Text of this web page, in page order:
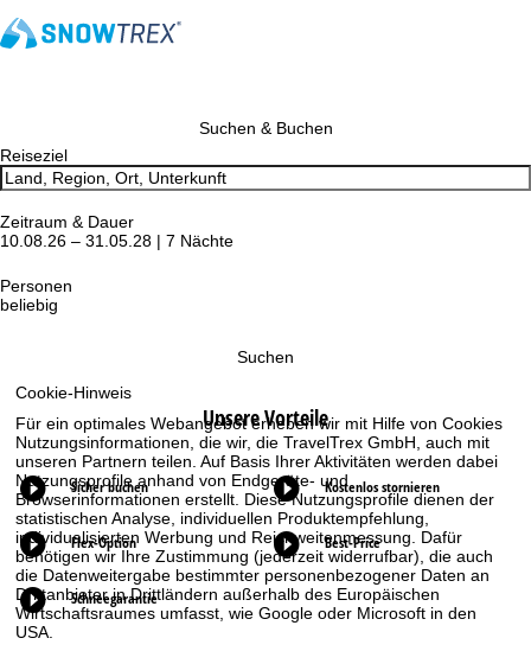
Cookie-Hinweis
Für ein optimales Webangebot erheben wir mit Hilfe von Cookies
Nutzungsinformationen, die wir, die TravelTrex GmbH, auch mit
unseren Partnern teilen. Auf Basis Ihrer Aktivitäten werden dabei
Nutzungsprofile anhand von Endgeräte- und
Browserinformationen erstellt. Diese Nutzungsprofile dienen der
statistischen Analyse, individuellen Produktempfehlung,
individualisierten Werbung und Reichweitenmessung. Dafür
benötigen wir Ihre Zustimmung (jederzeit widerrufbar), die auch
die Datenweitergabe bestimmter personenbezogener Daten an
Drittanbieter in Drittländern außerhalb des Europäischen
Wirtschaftsraumes umfasst, wie Google oder Microsoft in den
USA.
Suchen & Buchen
Reiseziel
Zeitraum & Dauer
10.08.26 – 31.05.28 | 7 Nächte
Personen
beliebig
Suchen
Unsere Vorteile
Sicher buchen Kostenlos stornieren
Flex-Option Best-Price
Schneegarantie